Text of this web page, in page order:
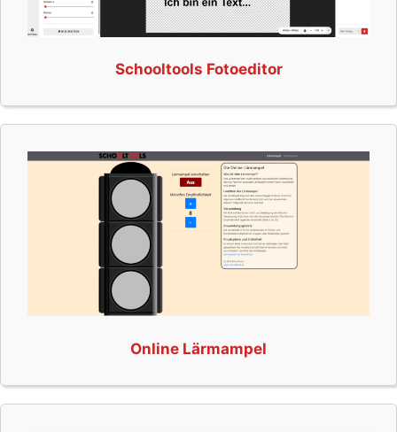
Schooltools Fotoeditor
Online Lärmampel